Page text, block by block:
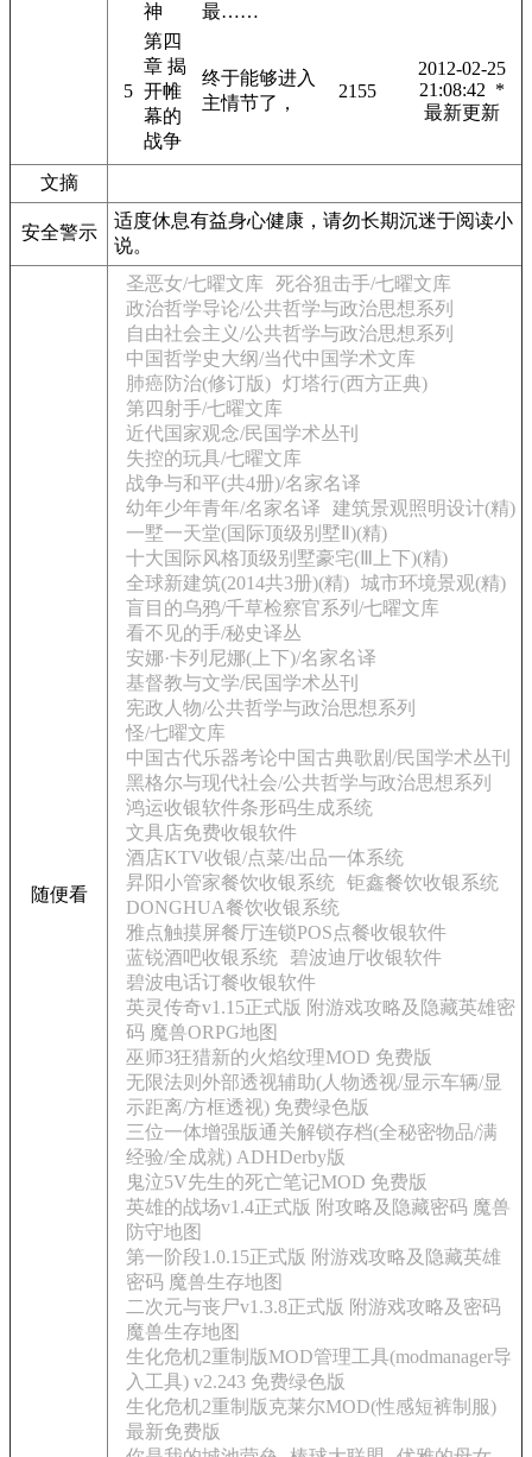
神
最……
5
第四
章 揭
开帷
幕的
战争
终于能够进入
主情节了，
2155
2012-02-25
21:08:42 *
最新更新
文摘
安全警示
适度休息有益身心健康，请勿长期沉迷于阅读小
说。
随便看
圣恶女/七曜文库
死谷狙击手/七曜文库
政治哲学导论/公共哲学与政治思想系列
自由社会主义/公共哲学与政治思想系列
中国哲学史大纲/当代中国学术文库
肺癌防治(修订版) 灯塔行(西方正典)
第四射手/七曜文库
近代国家观念/民国学术丛刊
失控的玩具/七曜文库
战争与和平(共4册)/名家名译
幼年少年青年/名家名译
建筑景观照明设计(精)
一墅一天堂(国际顶级别墅Ⅱ)(精)
十大国际风格顶级别墅豪宅(Ⅲ上下)(精)
全球新建筑(2014共3册)(精) 城市环境景观(精)
盲目的乌鸦/千草检察官系列/七曜文库
看不见的手/秘史译丛
安娜·卡列尼娜(上下)/名家名译
基督教与文学/民国学术丛刊
宪政人物/公共哲学与政治思想系列
怪/七曜文库
中国古代乐器考论中国古典歌剧/民国学术丛刊
黑格尔与现代社会/公共哲学与政治思想系列
鸿运收银软件条形码生成系统
文具店免费收银软件
酒店KTV收银/点菜/出品一体系统
昇阳小管家餐饮收银系统
钜鑫餐饮收银系统
DONGHUA餐饮收银系统
雅点触摸屏餐厅连锁POS点餐收银软件
蓝锐酒吧收银系统
碧波迪厅收银软件
碧波电话订餐收银软件
英灵传奇v1.15正式版 附游戏攻略及隐藏英雄密
码 魔兽ORPG地图
巫师3狂猎新的火焰纹理MOD 免费版
无限法则外部透视辅助(人物透视/显示车辆/显
示距离/方框透视) 免费绿色版
三位一体增强版通关解锁存档(全秘密物品/满
经验/全成就) ADHDerby版
鬼泣5V先生的死亡笔记MOD 免费版
英雄的战场v1.4正式版 附攻略及隐藏密码 魔兽
防守地图
第一阶段1.0.15正式版 附游戏攻略及隐藏英雄
密码 魔兽生存地图
二次元与丧尸v1.3.8正式版 附游戏攻略及密码
魔兽生存地图
生化危机2重制版MOD管理工具(modmanager导
入工具) v2.243 免费绿色版
生化危机2重制版克莱尔MOD(性感短裤制服)
最新免费版